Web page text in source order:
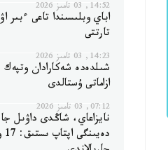
14:52, 03 تامىز 2026
اباي وبلىسىندا تاعى
تارتتى
14:23, 03 تامىز 2026
ازاماتى ۇستالدى
07:12, 03 تامىز 2026